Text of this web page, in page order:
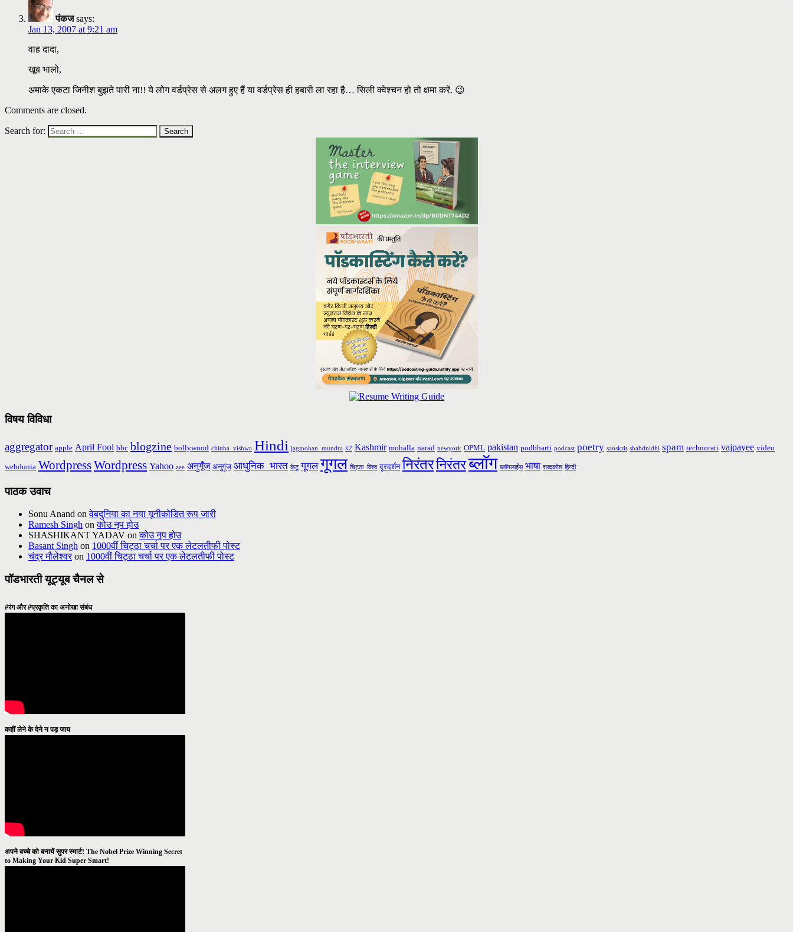
पंकज says:
Jan 13, 2007 at 9:21 am
वाह दादा,
खूब भालो,
अमाके एकटा जिनीश बुझते पारी ना!! ये लोग वर्डप्रेस से अलग हुए हैं या वर्डप्रेस ही हबारी ला रहा है… सिली क्वेश्चन हो तो क्षमा करें. 😉
Comments are closed.
Search for:
विषय विविधा
aggregator apple April Fool bbc blogzine bollywood chittha_vishwa Hindi jagmohan_mundra k2 Kashmir mohalla narad newyork OPML pakistan podbharti podcast poetry sanskrit shabdnidhi spam technorati vajpayee video
webdunia WordpressWordpress Yahoo zee अनुगूँज अनुगूंज आधुनिक_भारत केटू गूगल गूगल चिट्ठा_विश्व दूरदर्शन निरंतरनिरंतरब्लॉग ब्लॉगलाईंस भाषा शब्दकोश हिन्दी
पाठक उवाच
Sonu Anand onवेबदुनिया का नया यूनीकोडित रूप जारी
Ramesh Singh onकोउ नृप होउ
SHASHIKANT YADAV onकोउ नृप होउ
Basant Singh on 1000वीं चिट्ठा चर्चा पर एक लेटलतीफी पोस्ट
चंद्र मौलेश्वरon 1000वीं चिट्ठा चर्चा पर एक लेटलतीफी पोस्ट
पॉडभारती यूट्यूब चैनल से
#रंग और #प्रकृति का अनोखा संबंध
कहीं लेने के देने न पड़ जाय
अपने बच्चे को बनायें सुपर स्मार्ट! The Nobel Prize Winning Secret
to Making Your Kid Super Smart!